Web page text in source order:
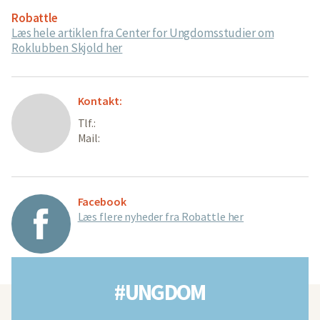
Robattle
Læs hele artiklen fra Center for Ungdomsstudier om
Roklubben Skjold her
Kontakt:
Tlf.:
Mail:
Facebook
Læs flere nyheder fra Robattle her
#UNGDOM